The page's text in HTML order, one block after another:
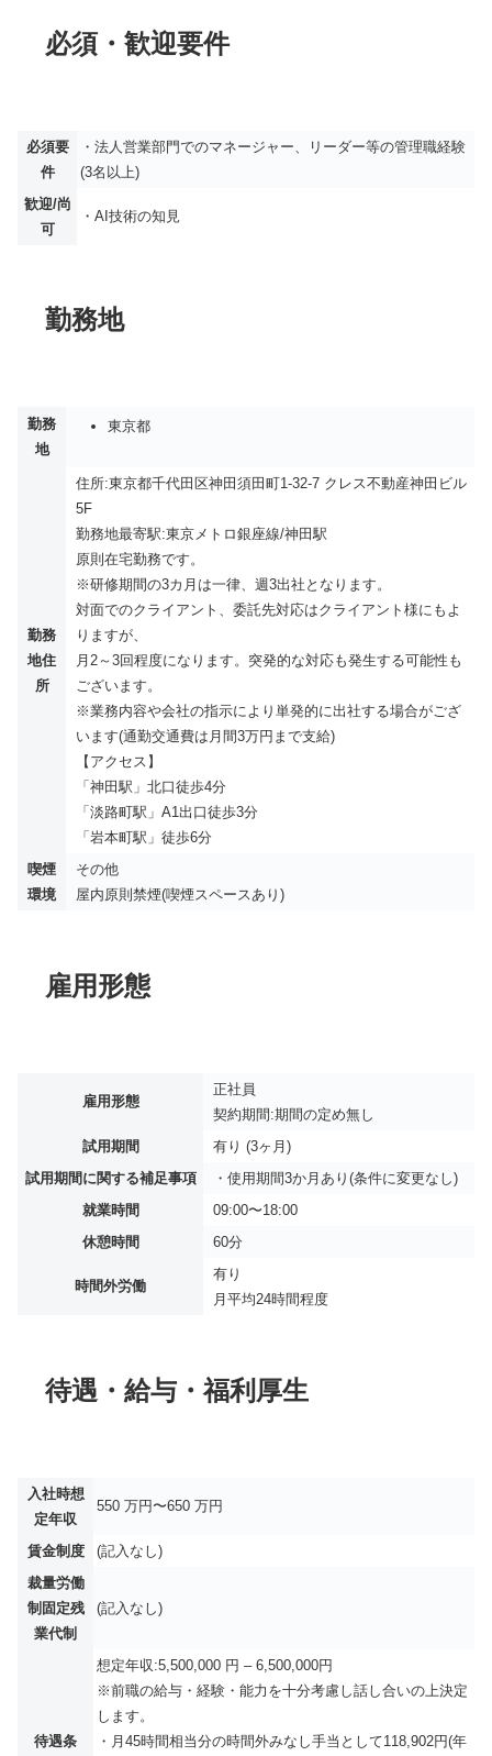
必須・歓迎要件
必須要
件
・法人営業部門でのマネージャー、リーダー等の管理職経験
(3名以上)
歓迎/尚
可
・AI技術の知見
勤務地
勤務
地
東京都
勤務
地住
所
住所:東京都千代田区神田須田町1-32-7 クレス不動産神田ビル
5F
勤務地最寄駅:東京メトロ銀座線/神田駅
原則在宅勤務です。
※研修期間の3カ月は一律、週3出社となります。
対面でのクライアント、委託先対応はクライアント様にもよ
りますが、
月2～3回程度になります。突発的な対応も発生する可能性も
ございます。
※業務内容や会社の指示により単発的に出社する場合がござ
います(通勤交通費は月間3万円まで支給)
【アクセス】
「神田駅」北口徒歩4分
「淡路町駅」A1出口徒歩3分
「岩本町駅」徒歩6分
喫煙
環境
その他
屋内原則禁煙(喫煙スペースあり)
雇用形態
雇用形態
正社員
契約期間:期間の定め無し
試用期間
有り (3ヶ月)
試用期間に関する補足事項
・使用期間3か月あり(条件に変更なし)
就業時間
09:00〜18:00
休憩時間
60分
時間外労働
有り
月平均24時間程度
待遇・給与・福利厚生
入社時想
定年収
550 万円〜650 万円
賃金制度
(記入なし)
裁量労働
制固定残
業代制
(記入なし)
待遇条
想定年収:5,500,000 円 – 6,500,000円
※前職の給与・経験・能力を十分考慮し話し合いの上決定
します。
・月45時間相当分の時間外みなし手当として118,902円(年